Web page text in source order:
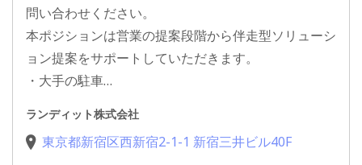
問い合わせください。
本ポジションは営業の提案段階から伴走型ソリューシ
ョン提案をサポートしていただきます。
・大手の駐車…
ランディット株式会社
東京都新宿区西新宿2-1-1 新宿三井ビル40F